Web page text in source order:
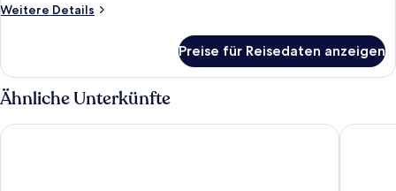
zum
hin
anzeigen
Weitere Details
Weitere
Doppel-
oder
-
Zweibettzimmer,
Balkon,
Preise für Reisedaten anzeigen
Ähnliche Unterkünfte
Hotel Serenella Hotel